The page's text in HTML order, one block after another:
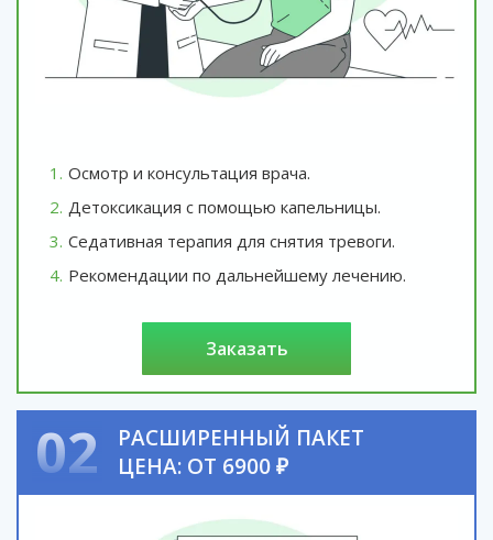
Осмотр и консультация врача.
Детоксикация с помощью капельницы.
Седативная терапия для снятия тревоги.
Рекомендации по дальнейшему лечению.
заказать
02
РАСШИРЕННЫЙ ПАКЕТ
ЦЕНА: ОТ 6900 ₽